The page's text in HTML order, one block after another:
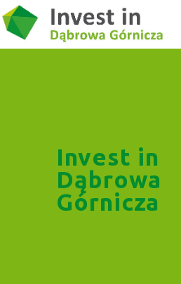
Invest in
Dąbrowa
Górnicza